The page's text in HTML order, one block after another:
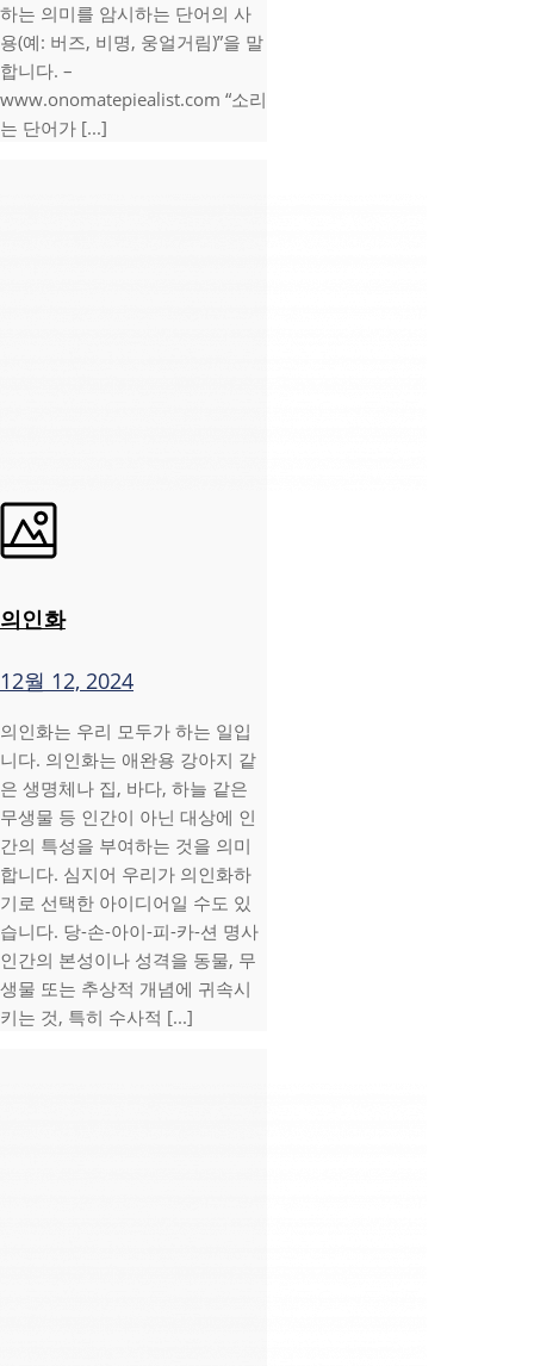
하는 의미를 암시하는 단어의 사
용(예: 버즈, 비명, 웅얼거림)”을 말
합니다. –
www.onomatepiealist.com “소리
는 단어가 [...]
의인화
12월 12, 2024
의인화는 우리 모두가 하는 일입
니다. 의인화는 애완용 강아지 같
은 생명체나 집, 바다, 하늘 같은
무생물 등 인간이 아닌 대상에 인
간의 특성을 부여하는 것을 의미
합니다. 심지어 우리가 의인화하
기로 선택한 아이디어일 수도 있
습니다. 당-손-아이-피-카-션 명사
인간의 본성이나 성격을 동물, 무
생물 또는 추상적 개념에 귀속시
키는 것, 특히 수사적 [...]